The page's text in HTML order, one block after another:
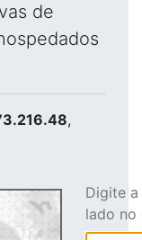
de
,
Digite
lado no